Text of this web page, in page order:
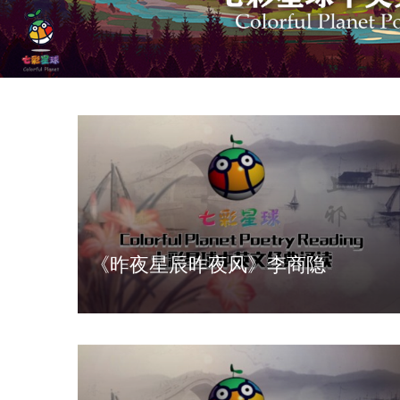
《昨夜星辰昨夜风》李商隐